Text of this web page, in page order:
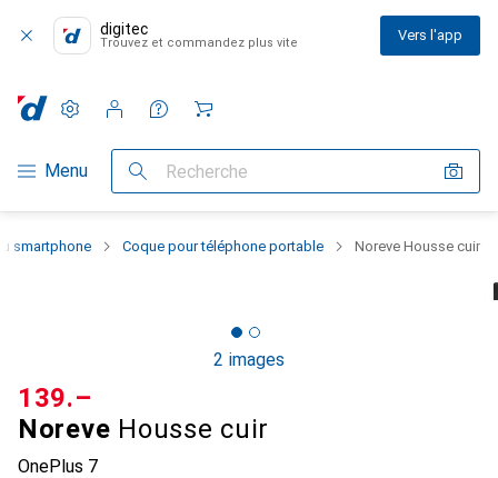
digitec
Trouvez et commandez plus vite Vers l'app
Navigation par catégorie
Menu Recherche
Paramètres
Compte client
Listes de comparaison
Listes d'envies
Panier
smartphone Coque pour téléphone portable Noreve Housse cuir
2 images
Noreve Housse cuir
OnePlus 7
CHF
139.–